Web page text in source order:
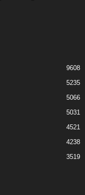
9608
5235
5066
5031
4521
4238
3519